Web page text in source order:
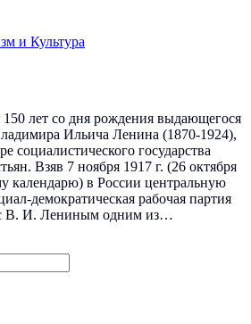
и Культура
150 лет со дня рождения выдающегося
Ильича Ленина (1870-1924),
социалистического государства
Взяв 7 ноября 1917 г. (26 октября
календарю) в России центральную
демократическая рабочая партия
с В. И. Лениным одним из…